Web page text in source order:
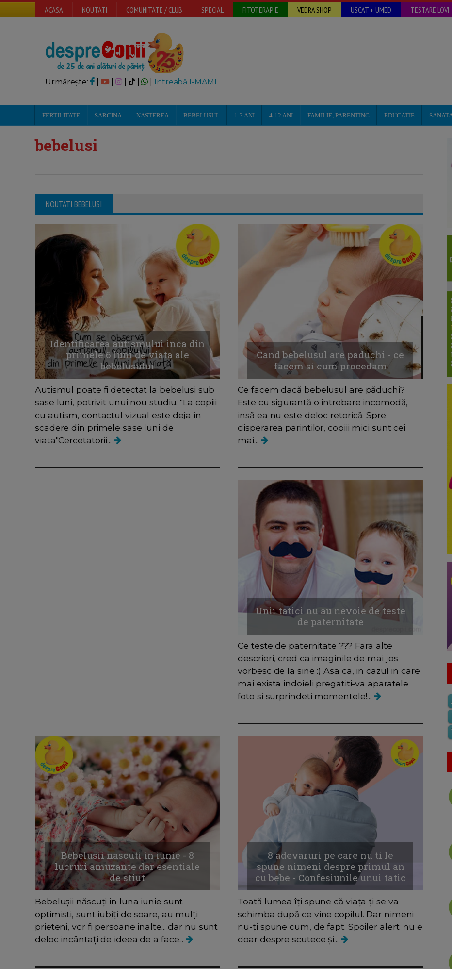
ACASA NOUTATI COMUNITATE / CLUB SPECIAL FITOTERAPIE VEDRA SHOP USCAT + UMED TESTARE LOVI
Urmărește: | | Intreabă I-MAMI
FERTILITATE SARCINA NASTEREA BEBELUSUL 1-3 ANI 4-12 ANI FAMILIE, PARENTING EDUCATIE
bebelusi
NOUTATI BEBELUSI
Identificarea autismului inca din
primele 6 luni de viata ale
bebelusului
Autismul poate fi detectat la bebelusi sub
sase luni, potrivit unui nou studiu. "La copiii
cu autism, contactul vizual este deja in
scadere din primele sase luni de
viata"Cercetatorii...
Cand bebelusul are paduchi - ce
facem si cum procedam
Ce facem dacă bebelusul are păduchi?
Este cu sigurantă o intrebare incomodă,
insă ea nu este deloc retorică. Spre
disperarea parintilor, copiii mici sunt cei
mai...
Unii tatici nu au nevoie de teste
de paternitate
Ce teste de paternitate ??? Fara alte
descrieri, cred ca imaginile de mai jos
vorbesc de la sine :) Asa ca, in cazul in care
mai exista indoieli pregatiti-va aparatele
foto si surprindeti momentele!...
Bebelusii nascuti in iunie - 8
lucruri amuzante dar esentiale
de stiut
Bebelușii născuți in luna iunie sunt
optimisti, sunt iubiți de soare, au mulți
prieteni, vor fi persoane inalte... dar nu sunt
deloc incântați de ideea de a face...
8 adevaruri pe care nu ti le
spune nimeni despre primul an
cu bebe - Confesiunile unui tatic
Toată lumea îți spune că viața ți se va
schimba după ce vine copilul. Dar nimeni
nu-ți spune cum, de fapt. Spoiler alert: nu e
doar despre scutece și...